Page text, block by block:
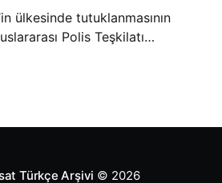
ülkesinde tutuklanmasının
Polis Teşkilatı
Türkçe Arşivi © 2026